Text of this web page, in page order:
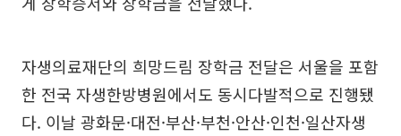
자생의료재단의 희망드림 장학금 전달은 서울을 포함
한 전국 자생한방병원에서도 동시다발적으로 진행됐
다. 이날 광화문·대전·부산·부천·안산·인천·일산자생